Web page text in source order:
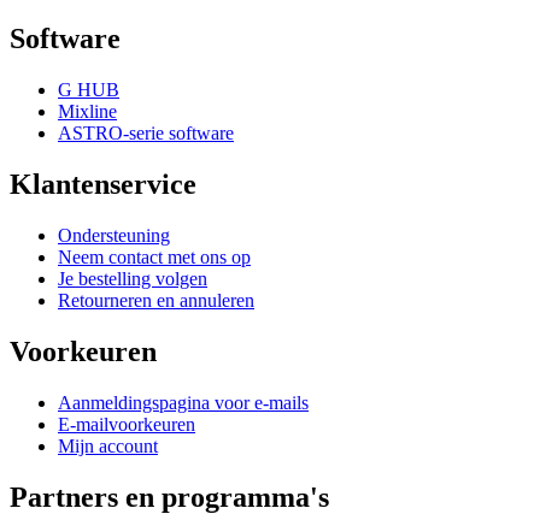
Software
G HUB
Mixline
ASTRO-serie software
Klantenservice
Ondersteuning
Neem contact met ons op
Je bestelling volgen
Retourneren en annuleren
Voorkeuren
Aanmeldingspagina voor e-mails
E-mailvoorkeuren
Mijn account
Partners en programma's